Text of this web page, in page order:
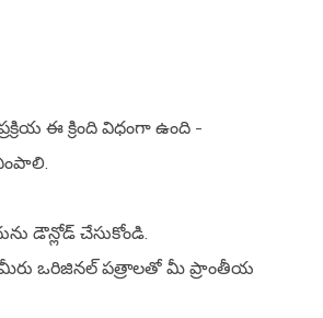
ఈ క్రింది విధంగా ఉంది -
డౌన్లోడ్ చేసుకోండి.
మీరు ఒరిజినల్ పత్రాలతో మీ ప్రాంతీయ